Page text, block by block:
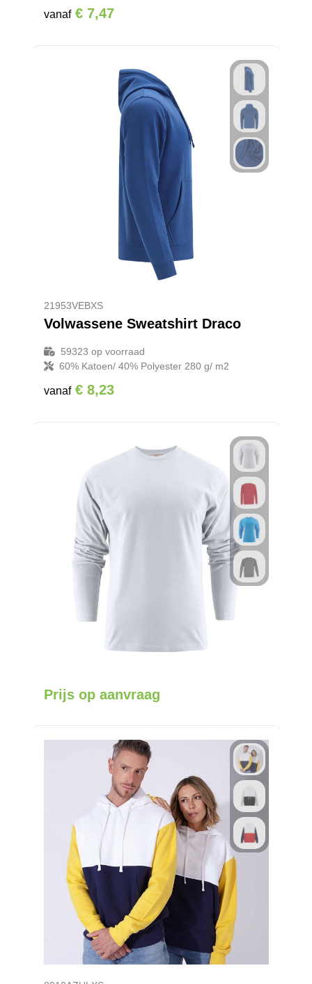
vanaf € 7,47
21953VEBXS
Volwassene Sweatshirt Draco
59323 op voorraad
60% Katoen/ 40% Polyester 280 g/ m2
vanaf € 8,23
Prijs op aanvraag